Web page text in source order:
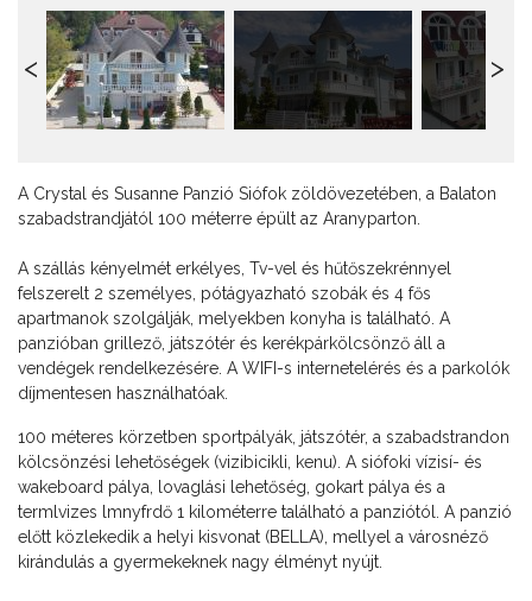
A Crystal és Susanne Panzió Siófok zöldövezetében, a Balaton
szabadstrandjától 100 méterre épült az Aranyparton.
A szállás kényelmét erkélyes, Tv-vel és hűtőszekrénnyel
felszerelt 2 személyes, pótágyazható szobák és 4 fős
apartmanok szolgálják, melyekben konyha is található. A
panzióban grillező, játszótér és kerékpárkölcsönző áll a
vendégek rendelkezésére. A WIFI-s internetelérés és a parkolók
díjmentesen használhatóak.
100 méteres körzetben sportpályák, játszótér, a szabadstrandon
kölcsönzési lehetőségek (vizibicikli, kenu). A siófoki vízisí- és
wakeboard pálya, lovaglási lehetőség, gokart pálya és a
termlvizes lmnyfrdő 1 kilométerre található a panziótól. A panzió
előtt közlekedik a helyi kisvonat (BELLA), mellyel a városnéző
kirándulás a gyermekeknek nagy élményt nyújt.